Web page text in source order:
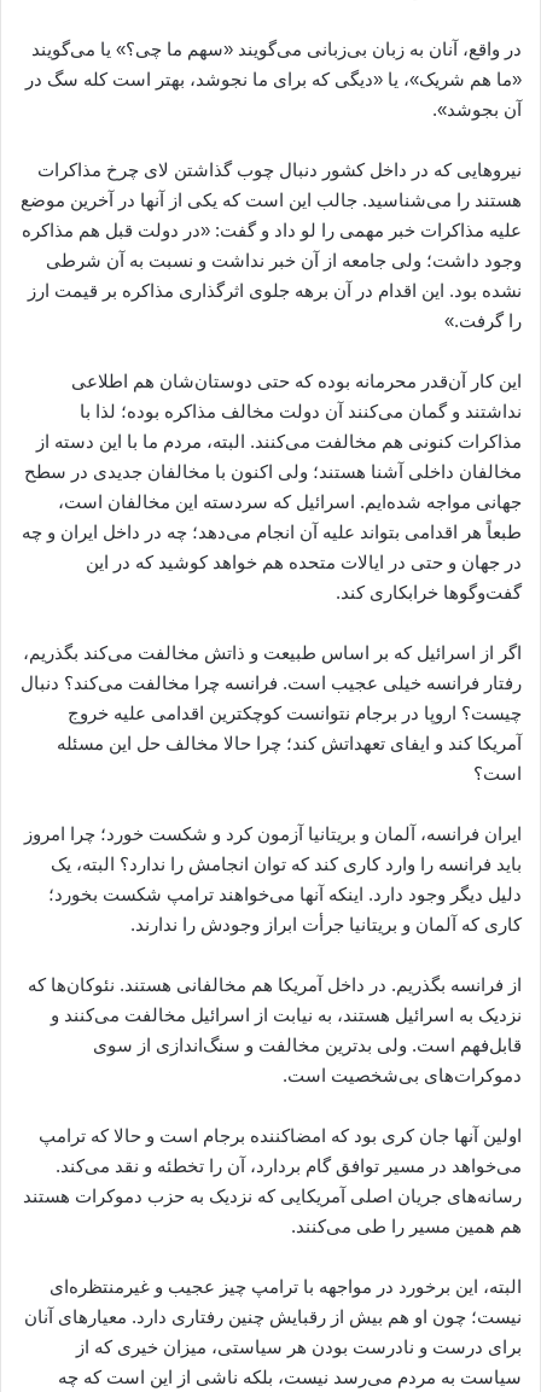
در واقع، آنان به زبان بی‌زبانی می‌گویند «سهم ما چی؟» یا می‌گویند
«ما هم شریک»، یا «دیگی که برای ما نجوشد، بهتر است کله سگ در
آن بجوشد».
نیروهایی که در داخل کشور دنبال چوب گذاشتن لای چرخ مذاکرات
هستند را می‌شناسید. جالب این است که یکی از آنها در آخرین موضع
علیه مذاکرات خبر مهمی را لو داد و گفت: «در دولت قبل هم مذاکره
وجود داشت؛ ولی جامعه از آن خبر نداشت و نسبت به آن شرطی
نشده بود. این اقدام در آن برهه جلوی اثرگذاری مذاکره بر قیمت ارز
را گرفت.»
این کار آن‌قدر محرمانه بوده که حتی دوستان‌شان هم اطلاعی
نداشتند و گمان می‌کنند آن دولت مخالف مذاکره بوده؛ لذا با
مذاکرات کنونی هم مخالفت می‌کنند. البته، مردم ما با این دسته از
مخالفان داخلی آشنا هستند؛ ولی اکنون با مخالفان جدیدی در سطح
جهانی مواجه شده‌ایم. اسرائیل که سردسته این مخالفان است،
طبعاً هر اقدامی بتواند علیه آن انجام می‌دهد؛ چه در داخل ایران و چه
در جهان و حتی در ایالات متحده هم خواهد کوشید که در این
گفت‌وگوها خرابکاری کند.
اگر از اسرائیل که بر اساس طبیعت و ذاتش مخالفت می‌کند بگذریم،
رفتار فرانسه خیلی عجیب است. فرانسه چرا مخالفت می‌کند؟ دنبال
چیست؟ اروپا در برجام نتوانست کوچکترین اقدامی علیه خروج
آمریکا کند و ایفای تعهداتش کند؛ چرا حالا مخالف حل این مسئله
است؟
ایران فرانسه، آلمان و بریتانیا آزمون کرد و شکست خورد؛ چرا امروز
باید فرانسه را وارد کاری کند که توان انجامش را ندارد؟ البته، یک
دلیل دیگر وجود دارد. اینکه آنها می‌خواهند ترامپ شکست بخورد؛
کاری که آلمان و بریتانیا جرأت ابراز وجودش را ندارند.
از فرانسه بگذریم. در داخل آمریکا هم مخالفانی هستند. نئوکان‌ها که
نزدیک به اسرائیل هستند، به نیابت از اسرائیل مخالفت می‌کنند و
قابل‌فهم است. ولی بدترین مخالفت و سنگ‌اندازی از سوی
دموکرات‌های بی‌شخصیت است.
اولین آنها جان کری بود که امضاکننده برجام است و حالا که ترامپ
می‌خواهد در مسیر توافق گام بردارد، آن را تخطئه و نقد می‌کند.
رسانه‌های جریان اصلی آمریکایی که نزدیک به حزب دموکرات هستند
هم همین مسیر را طی می‌کنند.
البته، این برخورد در مواجهه با ترامپ چیز عجیب و غیرمنتظره‌ای
نیست؛ چون او هم بیش از رقبایش چنین رفتاری دارد. معیارهای آنان
برای درست و نادرست بودن هر سیاستی، میزان خیری که از
سیاست به مردم می‌رسد نیست، بلکه ناشی از این است که چه